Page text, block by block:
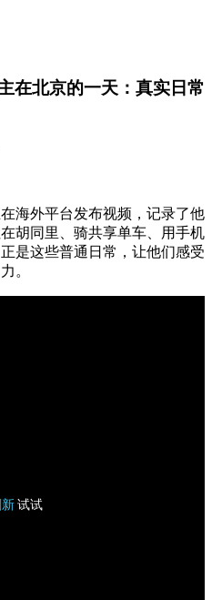
在北京的一天：真实日常
外平台发布视频，记录了他
胡同里、骑共享单车、用手机
是这些普通日常，让他们感受
。